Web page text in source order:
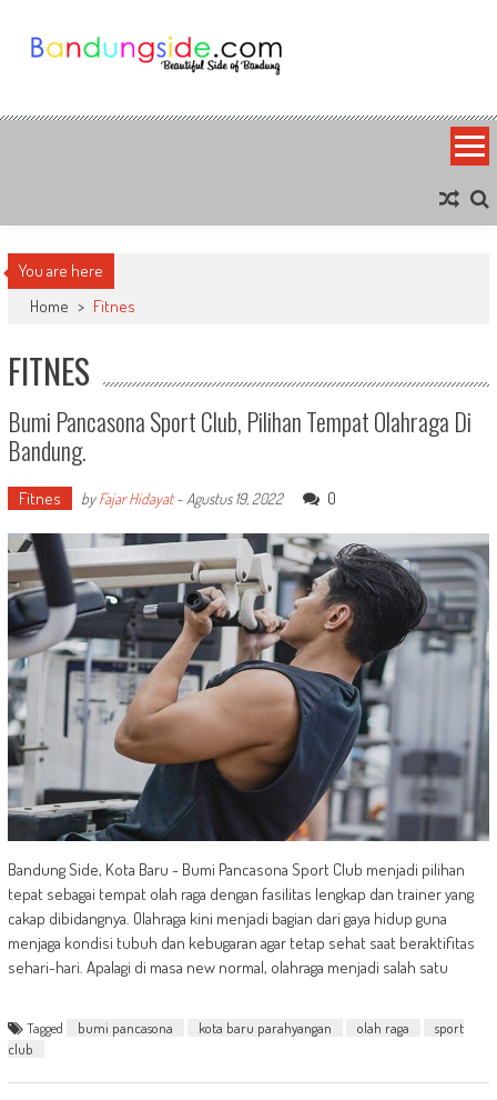
content
Bandung Side
You are here
Home > Fitnes
FITNES
Bumi Pancasona Sport Club, Pilihan Tempat Olahraga Di
Bandung.
Fitnes byFajar Hidayat- Agustus 19, 2022 0
Bandung Side, Kota Baru - Bumi Pancasona Sport Club menjadi pilihan
tepat sebagai tempat olah raga dengan fasilitas lengkap dan trainer yang
cakap dibidangnya. Olahraga kini menjadi bagian dari gaya hidup guna
menjaga kondisi tubuh dan kebugaran agar tetap sehat saat beraktifitas
sehari-hari. Apalagi di masa new normal, olahraga menjadi salah satu
Tagged bumi pancasona kota baru parahyangan olah raga
sport
club